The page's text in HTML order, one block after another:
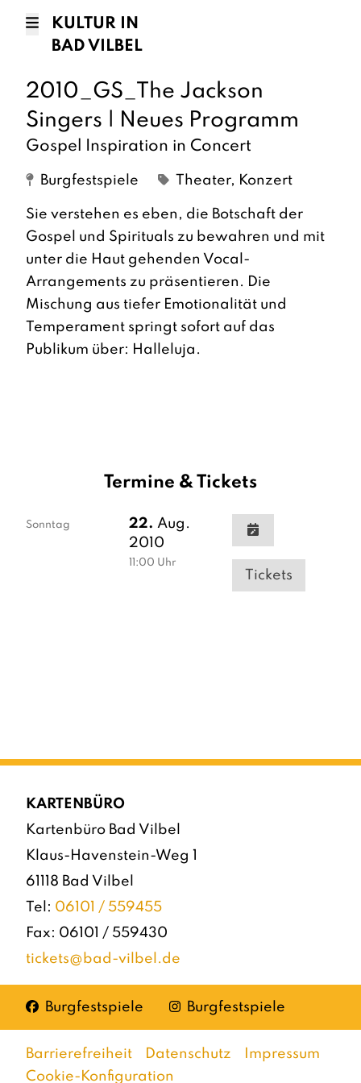
KULTUR IN
BAD VILBEL
2010_GS_The Jackson
Singers | Neues Programm
Gospel Inspiration in Concert
Burgfestspiele Theater, Konzert
Sie verstehen es eben, die Botschaft der
Gospel und Spirituals zu bewahren und mit
unter die Haut gehenden Vocal-
Arrangements zu präsentieren. Die
Mischung aus tiefer Emotionalität und
Temperament springt sofort auf das
Publikum über: Halleluja.
Termine & Tickets
Sonntag 22. Aug.
2010
11:00 Uhr
Tickets
KARTENBÜRO
Kartenbüro Bad Vilbel
Klaus-Havenstein-Weg 1
61118 Bad Vilbel
Tel: 06101 / 559455
Fax: 06101 / 559430
tickets@bad-vilbel.de
Facebook
Burgfestspiele Instagram
Burgfestspiele
Barrierefreiheit Datenschutz
Impressum
Cookie-Konfiguration